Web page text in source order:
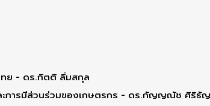
ทย - ดร.กิตติ ลิ่มสกุล
ะการมีส่วนร่วมของเกษตรกร - ดร.กัญญณัช ศิริธั